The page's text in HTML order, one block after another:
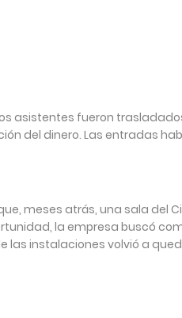
asistentes fueron
del dinero. Las entradas
meses atrás, una sala del
la empresa buscó
instalaciones volvió a